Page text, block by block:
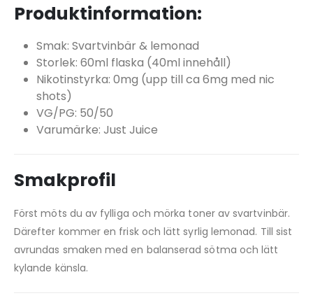
Produktinformation:
Smak: Svartvinbär & lemonad
Storlek: 60ml flaska (40ml innehåll)
Nikotinstyrka: 0mg (upp till ca 6mg med nic
shots)
VG/PG: 50/50
Varumärke: Just Juice
Smakprofil
Först möts du av fylliga och mörka toner av svartvinbär.
Därefter kommer en frisk och lätt syrlig lemonad. Till sist
avrundas smaken med en balanserad sötma och lätt
kylande känsla.